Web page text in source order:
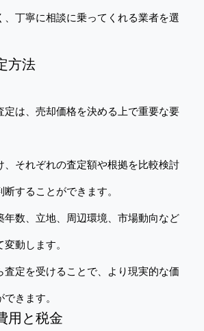
、丁寧に相談に乗ってくれる業者を選
方法
定は、売却価格を決める上で重要な要
、それぞれの査定額や根拠を比較検討
することができます。
年数、立地、周辺環境、市場動向など
動します。
査定を受けることで、より現実的な価
きます。
用と税金